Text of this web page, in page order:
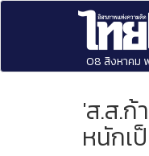
08 สิงหาคม
'ส.ส.ก้
หนักเ